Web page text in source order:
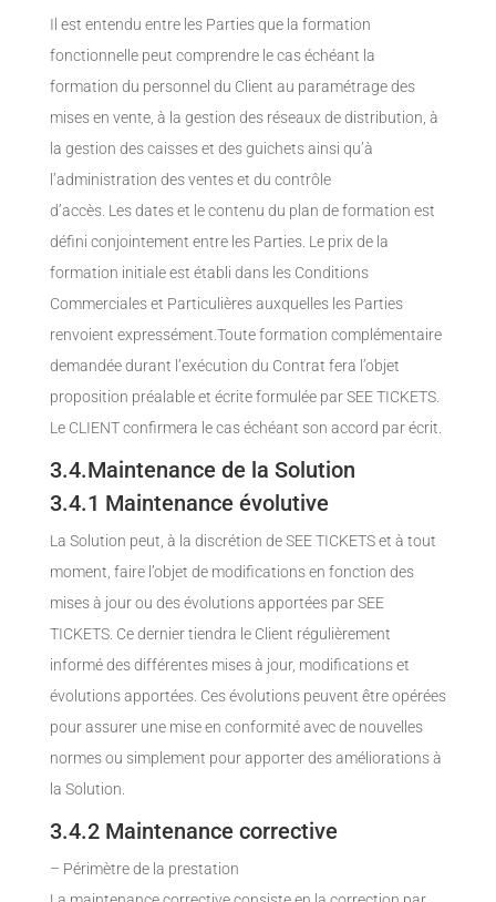
Il est entendu entre les Parties que la formation
fonctionnelle peut comprendre le cas échéant la
formation du personnel du Client au paramétrage des
mises en vente, à la gestion des réseaux de distribution, à
la gestion des caisses et des guichets ainsi qu’à
l’administration des ventes et du contrôle
d’accès. Les dates et le contenu du plan de formation est
défini conjointement entre les Parties. Le prix de la
formation initiale est établi dans les Conditions
Commerciales et Particulières auxquelles les Parties
renvoient expressément.Toute formation complémentaire
demandée durant l’exécution du Contrat fera l’objet
proposition préalable et écrite formulée par SEE TICKETS.
Le CLIENT confirmera le cas échéant son accord par écrit.
3.4.Maintenance de la Solution
3.4.1 Maintenance évolutive
La Solution peut, à la discrétion de SEE TICKETS et à tout
moment, faire l’objet de modifications en fonction des
mises à jour ou des évolutions apportées par SEE
TICKETS. Ce dernier tiendra le Client régulièrement
informé des différentes mises à jour, modifications et
évolutions apportées. Ces évolutions peuvent être opérées
pour assurer une mise en conformité avec de nouvelles
normes ou simplement pour apporter des améliorations à
la Solution.
3.4.2 Maintenance corrective
– Périmètre de la prestation